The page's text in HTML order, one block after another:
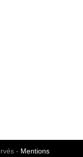
- Mentions